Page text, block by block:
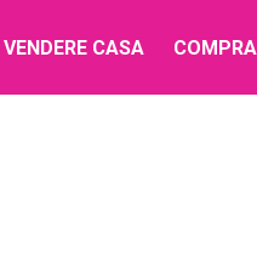
VENDERE CASA